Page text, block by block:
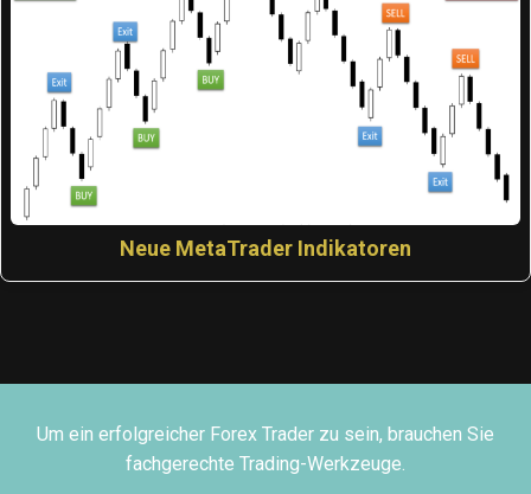
Neue MetaTrader Indikatoren
Um ein erfolgreicher Forex Trader zu sein, brauchen Sie
fachgerechte Trading-Werkzeuge.